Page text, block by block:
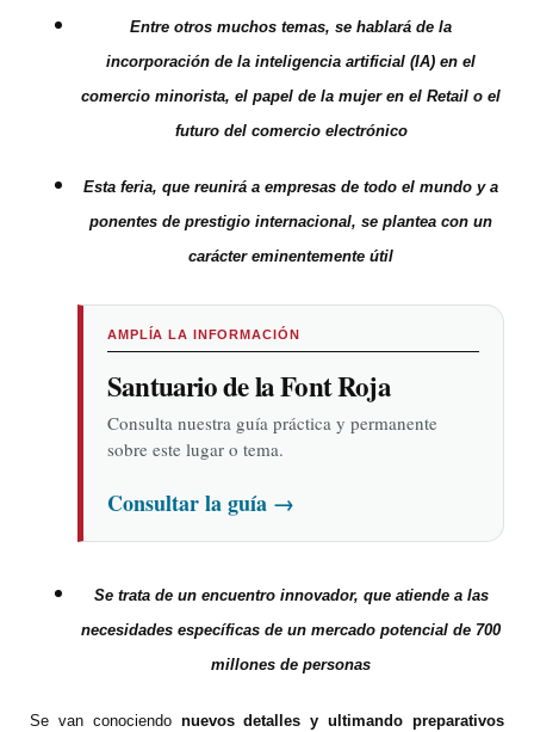
Entre otros muchos temas, se hablará de la
incorporación de la inteligencia artificial (IA) en el
comercio minorista, el papel de la mujer en el Retail o el
futuro del comercio electrónico
Esta feria, que reunirá a empresas de todo el mundo y a
ponentes de prestigio internacional, se plantea con un
carácter eminentemente útil
AMPLÍA LA INFORMACIÓN
Santuario de la Font Roja
Consulta nuestra guía práctica y permanente
sobre este lugar o tema.
Consultar la guía →
Se trata de un encuentro innovador, que atiende a las
necesidades específicas de un mercado potencial de 700
millones de personas
Se van conociendo nuevos detalles y ultimando preparativos